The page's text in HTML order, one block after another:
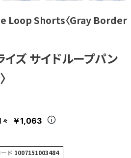
Loop Shorts〈Gray Border
イズ サイドループパン
￥1,063
ド 1007151003484